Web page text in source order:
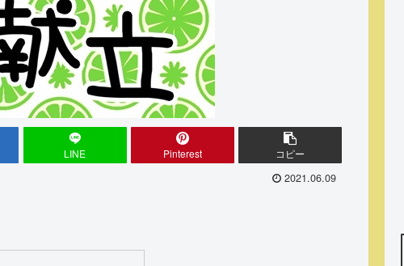
LINE Pinterest コピー
2021.06.09